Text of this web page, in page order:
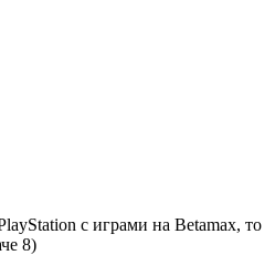
с играми на Betamax, то
8)